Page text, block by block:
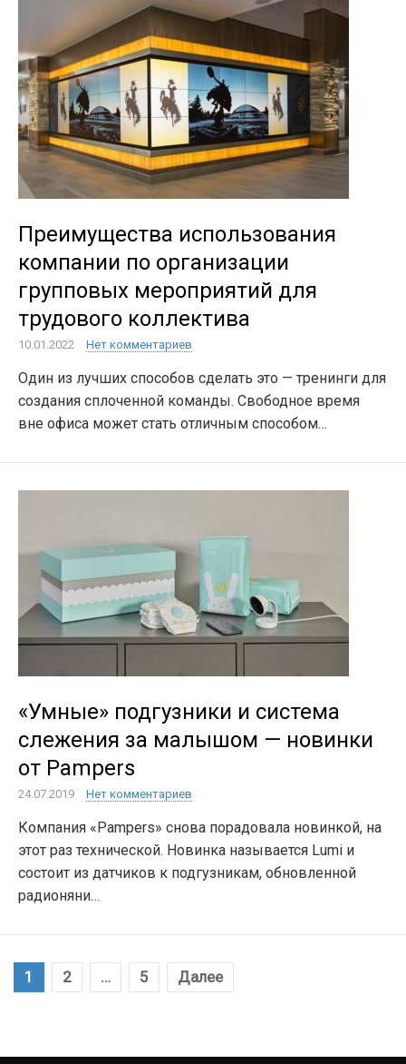
Преимущества использования
компании по организации
групповых мероприятий для
трудового коллектива
10.01.2022 Нет комментариев
Один из лучших способов сделать это — тренинги для
создания сплоченной команды. Свободное время
вне офиса может стать отличным способом…
«Умные» подгузники и система
слежения за малышом — новинки
от Pampers
24.07.2019 Нет комментариев
Компания «Pampers» снова порадовала новинкой, на
этот раз технической. Новинка называется Lumi и
состоит из датчиков к подгузникам, обновленной
радионяни…
Навигация
1 2 … 5 Далее